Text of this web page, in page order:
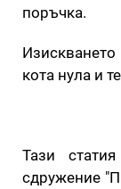
поръчка.
кота нула и
Тази
сдружение